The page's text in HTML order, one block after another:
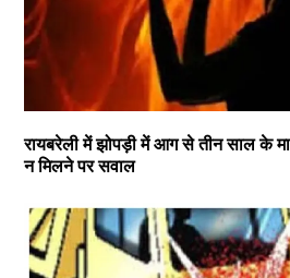
रायबरेली में झोपड़ी में आग से तीन साल के
न मिलने पर सवाल